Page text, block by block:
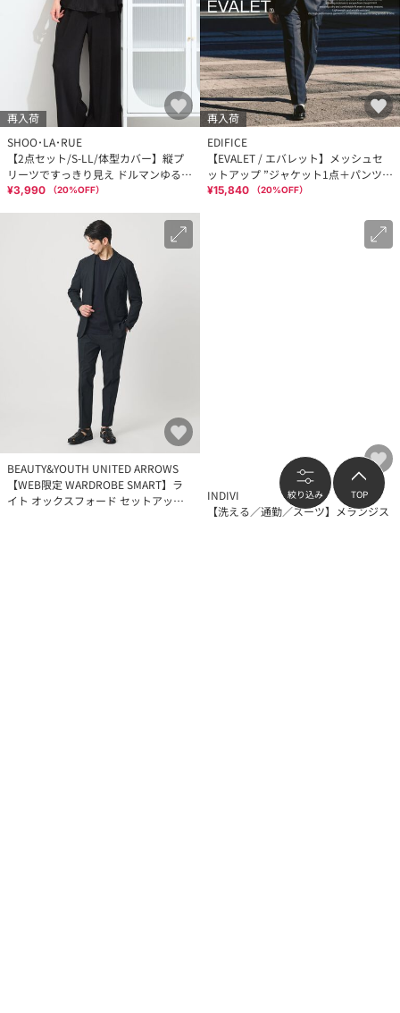
再入荷
SHOO･LA･RUE
【2点セット/S-LL/体型カバー】縦プ
リーツですっきり見え ドルマンゆるセ
ットアップ
¥3,990 （20%OFF）
再入荷
EDIFICE
【EVALET / エバレット】メッシュセ
ットアップ ”ジャケット1点＋パンツ1
点 セット”
¥15,840 （20%OFF）
BEAUTY&YOUTH UNITED ARROWS
【WEB限定 WARDROBE SMART】ラ
イト オックスフォード セットアップ/
INDIVI
【洗える／通勤／スーツ】メランジス
絞り込み TOP